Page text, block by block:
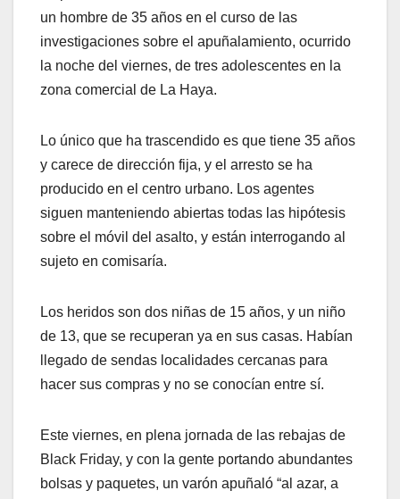
un hombre de 35 años en el curso de las
investigaciones sobre el apuñalamiento, ocurrido
la noche del viernes, de tres adolescentes en la
zona comercial de La Haya.
Lo único que ha trascendido es que tiene 35 años
y carece de dirección fija, y el arresto se ha
producido en el centro urbano. Los agentes
siguen manteniendo abiertas todas las hipótesis
sobre el móvil del asalto, y están interrogando al
sujeto en comisaría.
Los heridos son dos niñas de 15 años, y un niño
de 13, que se recuperan ya en sus casas. Habían
llegado de sendas localidades cercanas para
hacer sus compras y no se conocían entre sí.
Este viernes, en plena jornada de las rebajas de
Black Friday, y con la gente portando abundantes
bolsas y paquetes, un varón apuñaló “al azar, a